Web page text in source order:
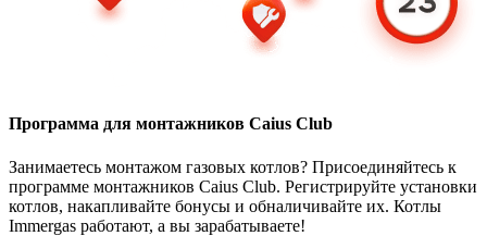
Программа для монтажников Caius Club
Занимаетесь монтажом газовых котлов? Присоединяйтесь к
программе монтажников Caius Club. Регистрируйте установки
котлов, накапливайте бонусы и обналичивайте их. Котлы
Immergas работают, а вы зарабатываете!